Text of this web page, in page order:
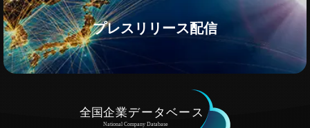
プレスリリース配信